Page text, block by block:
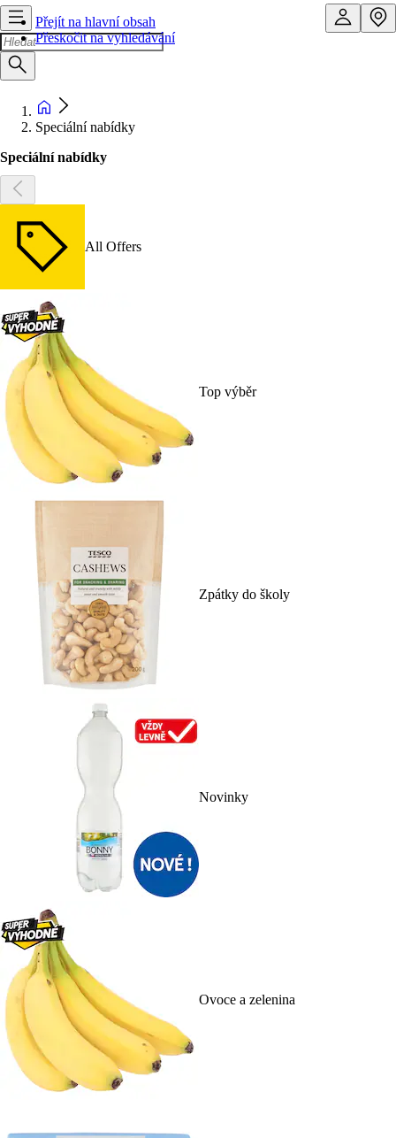
Přejít na hlavní obsah
Přeskočit na vyhledávání
Speciální nabídky
Speciální nabídky
All Offers
Top výběr
Zpátky do školy
Novinky
Ovoce a zelenina